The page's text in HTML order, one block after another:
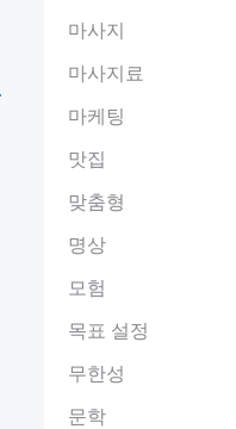
마사지
마사지료
마케팅
맛집
맞춤형
명상
모험
목표 설정
무한성
문학